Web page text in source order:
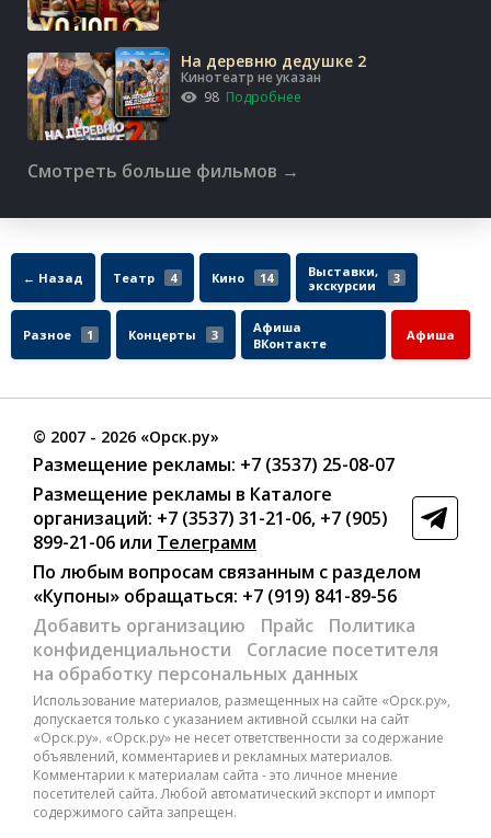
На деревню дедушке 2
Кинотеатр не указан
98 Подробнее
Смотреть больше фильмов →
← Назад Театр 4 Кино 14
Выставки,
экскурсии
3
Разное 1 Концерты 3
Афиша
ВКонтакте
Афиша
© 2007 - 2026 «Орск.ру»
Размещение рекламы: +7 (3537) 25-08-07
Размещение рекламы в Каталоге
организаций: +7 (3537) 31-21-06, +7 (905)
899-21-06 или Телеграмм
По любым вопросам связанным с разделом
«Купоны» обращаться: +7 (919) 841-89-56
Добавить организацию
Прайс
Политика
конфиденциальности
Согласие посетителя
на обработку персональных данных
Использование материалов, размещенных на сайте «Орск.ру»,
допускается только с указанием активной ссылки на сайт
«Орск.ру». «Орск.ру» не несет ответственности за содержание
объявлений, комментариев и рекламных материалов.
Комментарии к материалам сайта - это личное мнение
посетителей сайта. Любой автоматический экспорт и импорт
содержимого сайта запрещен.